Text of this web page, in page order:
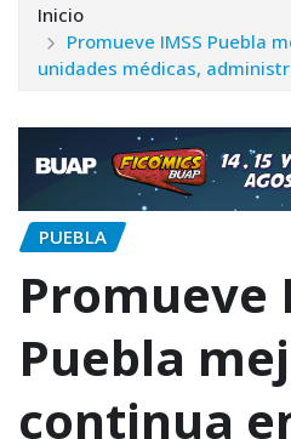
Inicio
Promueve IMSS Puebla
unidades médicas,
PUEBLA
Promueve
Puebla
continua